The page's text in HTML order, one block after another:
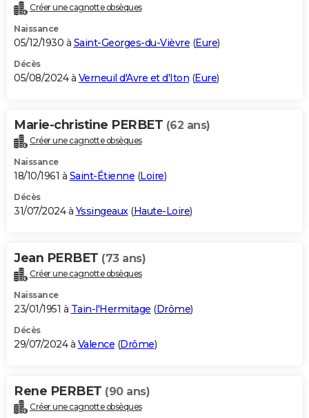
Créer une cagnotte obsèques
Naissance
05/12/1930 à Saint-Georges-du-Vièvre (Eure)
Décès
05/08/2024 à Verneuil d'Avre et d'Iton (Eure)
Marie-christine PERBET (62 ans)
Créer une cagnotte obsèques
Naissance
18/10/1961 à Saint-Étienne (Loire)
Décès
31/07/2024 à Yssingeaux(Haute-Loire)
Jean PERBET (73 ans)
Créer une cagnotte obsèques
Naissance
23/01/1951 à Tain-l'Hermitage (Drôme)
Décès
29/07/2024 à Valence (Drôme)
Rene PERBET (90 ans)
Créer une cagnotte obsèques